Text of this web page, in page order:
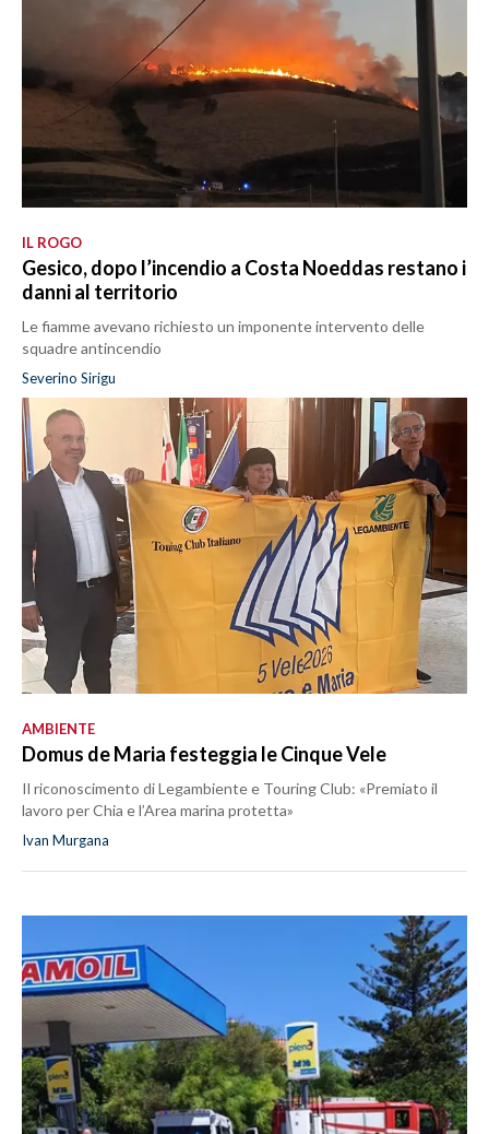
IL ROGO
Gesico, dopo l’incendio a Costa Noeddas restano i
danni al territorio
Le fiamme avevano richiesto un imponente intervento delle
squadre antincendio
Severino Sirigu
AMBIENTE
Domus de Maria festeggia le Cinque Vele
Il riconoscimento di Legambiente e Touring Club: «Premiato il
lavoro per Chia e l’Area marina protetta»
Ivan Murgana